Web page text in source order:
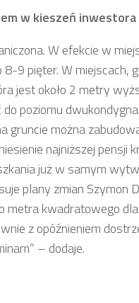
w kieszeń inwestora
W efekcie w
9 pięter. W miejscach,
jest około 2 metry
poziomu
gruncie można
najniższej pensji
już w samym
plany zmian Szymon
kwadratowego
z opóźnieniem
– dodaje.